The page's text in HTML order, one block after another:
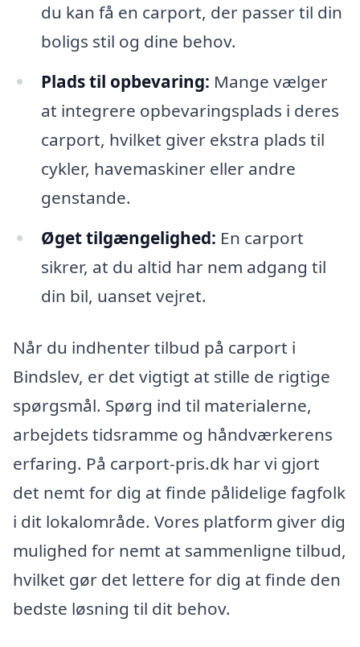
du kan få en carport, der passer til din
boligs stil og dine behov.
Plads til opbevaring: Mange vælger
at integrere opbevaringsplads i deres
carport, hvilket giver ekstra plads til
cykler, havemaskiner eller andre
genstande.
Øget tilgængelighed: En carport
sikrer, at du altid har nem adgang til
din bil, uanset vejret.
Når du indhenter tilbud på carport i
Bindslev, er det vigtigt at stille de rigtige
spørgsmål. Spørg ind til materialerne,
arbejdets tidsramme og håndværkerens
erfaring. På carport-pris.dk har vi gjort
det nemt for dig at finde pålidelige fagfolk
i dit lokalområde. Vores platform giver dig
mulighed for nemt at sammenligne tilbud,
hvilket gør det lettere for dig at finde den
bedste løsning til dit behov.